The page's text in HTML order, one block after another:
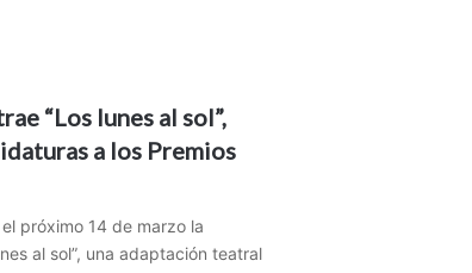
“Los lunes al sol”,
a los Premios
próximo 14 de marzo la
al sol”, una adaptación teatral